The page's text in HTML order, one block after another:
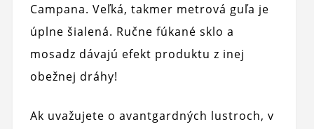
Campana. Veľká, takmer metrová guľa je
úplne šialená. Ručne fúkané sklo a
mosadz dávajú efekt produktu z inej
obežnej dráhy!
Ak uvažujete o avantgardných lustroch, v